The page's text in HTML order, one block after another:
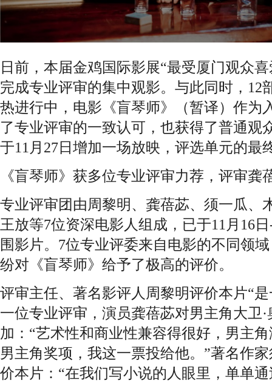
日前，本届金鸡国际影展“最受厦门观众
完成专业评审的集中观影。与此同时，12
热进行中，电影《盲琴师》（暂译）作为
了专业评审的一致认可，也获得了普通观
于11月27日增加一场放映，评选单元的最
《盲琴师》获多位专业评审力荐，评审龚
专业评审团由周黎明、龚蓓苾、须一瓜、
王放等7位资深电影人组成，已于11月16
围影片。7位专业评委来自电影的不同领
纷对《盲琴师》给予了极高的评价。
评审主任、著名影评人周黎明评价本片“
一位专业评审，演员龚蓓苾对男主角大卫
加：“艺术性和商业性兼容得很好，男主
男主角奖项，我这一票投给他。”著名作
价本片：“在我们写小说的人眼里，单单